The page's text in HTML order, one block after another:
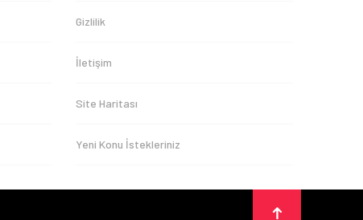
Gizlilik
İletişim
Site Haritası
Yeni Konu İstekleriniz